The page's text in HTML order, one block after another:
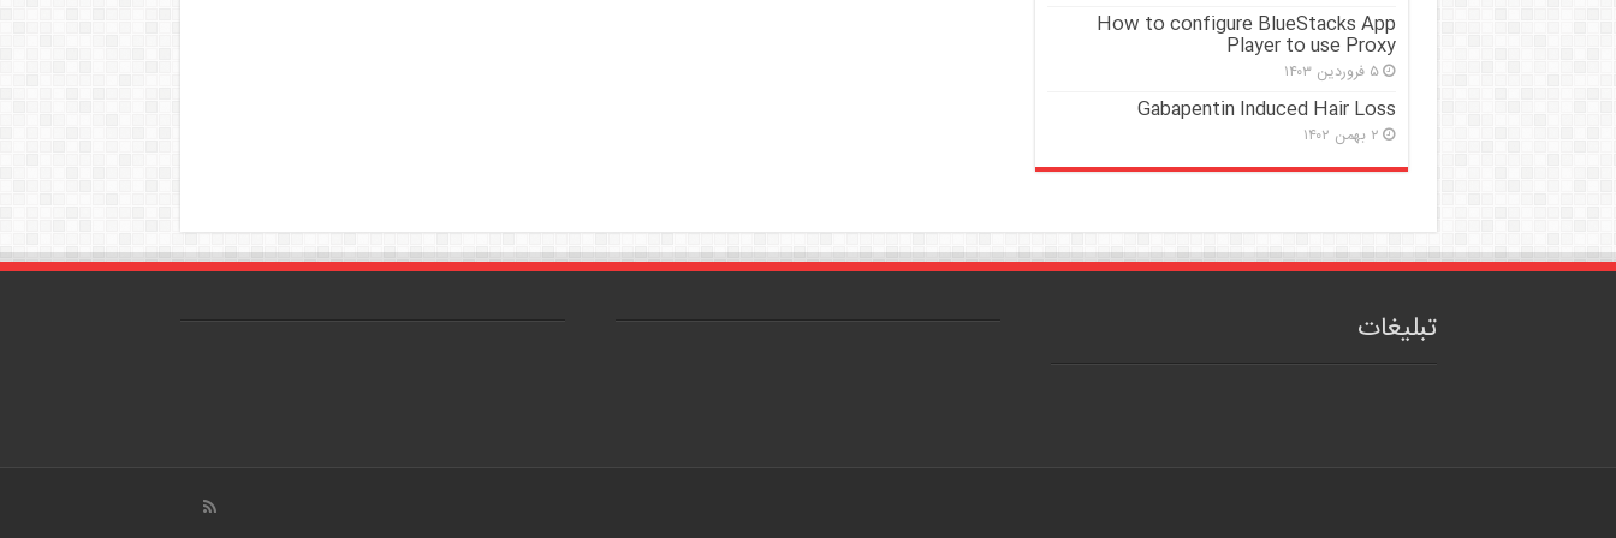
How to configure BlueStacks App
Player to use Proxy
۵ فروردین ۱۴۰۳
Gabapentin Induced Hair Loss
۲ بهمن ۱۴۰۲
تبلیغات